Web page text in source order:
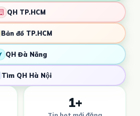
QH TP.HCM
Bản đồ TP.HCM
QH Đà Nẵng
Tìm QH Hà Nội
1+